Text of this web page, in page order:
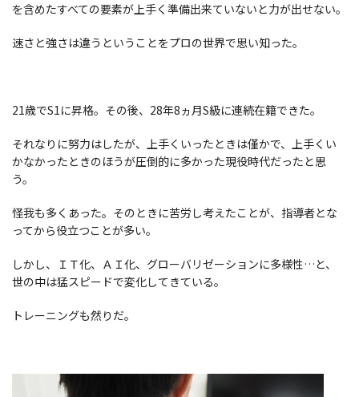
を含めたすべての要素が上手く準備出来ていないと力が出せない。
速さと強さは違うということをプロの世界で思い知った。
21歳でS1に昇格。その後、28年8ヵ月S級に連続在籍できた。
それなりに努力はしたが、上手くいったときは僅かで、上手くい
かなかったときのほうが圧倒的に多かった現役時代だったと思
う。
怪我も多くあった。そのときに苦労し考えたことが、指導者とな
ってから役立つことが多い。
しかし、ＩＴ化、ＡＩ化、グローバリゼーションに多様性…と、
世の中は猛スピードで変化してきている。
トレーニングも然りだ。